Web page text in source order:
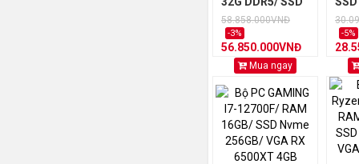
Nvme 500G/
VGA RTX 5060Ti
16GB
58.858.000VNĐ
-3%
56.850.000VNĐ
Mua ngay
-5%